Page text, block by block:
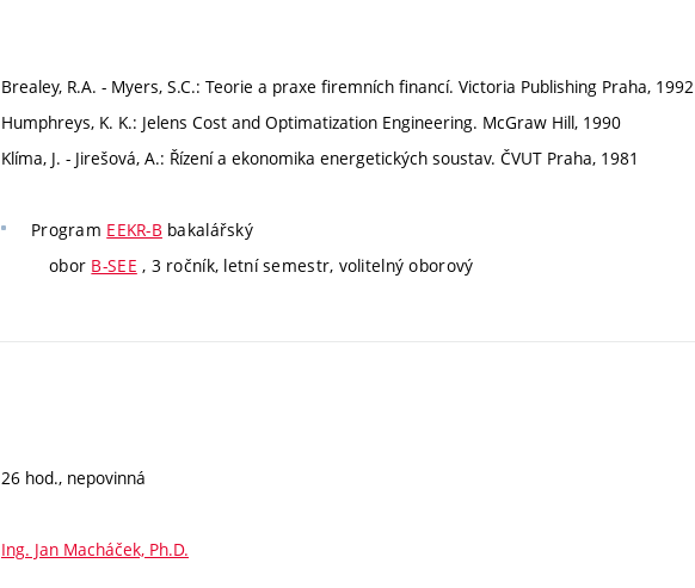
Brealey, R.A. - Myers, S.C.: Teorie a praxe firemních financí. Victoria Publishing Praha, 1992
Humphreys, K. K.: Jelens Cost and Optimatization Engineering. McGraw Hill, 1990
Klíma, J. - Jirešová, A.: Řízení a ekonomika energetických soustav. ČVUT Praha, 1981
Program EEKR-B bakalářský
obor B-SEE , 3 ročník, letní semestr, volitelný oborový
26 hod., nepovinná
Ing. Jan Macháček, Ph.D.